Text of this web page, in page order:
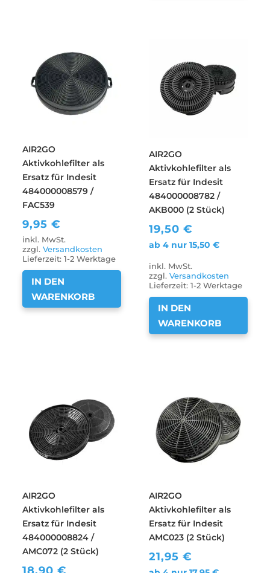
AIR2GO
Aktivkohlefilter als
Ersatz für Indesit
484000008579 /
FAC539
9,95€
inkl. MwSt.
zzgl.Versandkosten
Lieferzeit:1-2 Werktage
IN DEN
WARENKORB
AIR2GO
Aktivkohlefilter als
Ersatz für Indesit
484000008782 /
AKB000 (2 Stück)
19,50€
ab 4 nur15,50€
inkl. MwSt.
zzgl.Versandkosten
Lieferzeit:1-2 Werktage
IN DEN
WARENKORB
AIR2GO
Aktivkohlefilter als
Ersatz für Indesit
484000008824 /
AMC072 (2 Stück)
AIR2GO
Aktivkohlefilter als
Ersatz für Indesit
AMC023 (2 Stück)
21,95€